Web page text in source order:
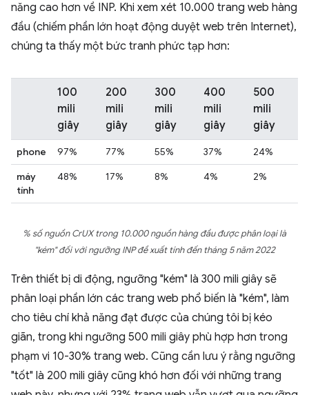
năng cao hơn về INP. Khi xem xét 10.000 trang web hàng
đầu (chiếm phần lớn hoạt động duyệt web trên Internet),
chúng ta thấy một bức tranh phức tạp hơn:
100
mili
giây
200
mili
giây
300
mili
giây
400
mili
giây
500
mili
giây
phone 97% 77% 55% 37%
24%
máy
tính
48% 17% 8% 4% 2%
% số nguồn CrUX trong 10.000 nguồn hàng đầu được phân loại là
"kém" đối với ngưỡng INP đề xuất tính đến tháng 5 năm 2022
Trên thiết bị di động, ngưỡng "kém" là 300 mili giây sẽ
phân loại phần lớn các trang web phổ biến là "kém", làm
cho tiêu chí khả năng đạt được của chúng tôi bị kéo
giãn, trong khi ngưỡng 500 mili giây phù hợp hơn trong
phạm vi 10-30% trang web. Cũng cần lưu ý rằng ngưỡng
"tốt" là 200 mili giây cũng khó hơn đối với những trang